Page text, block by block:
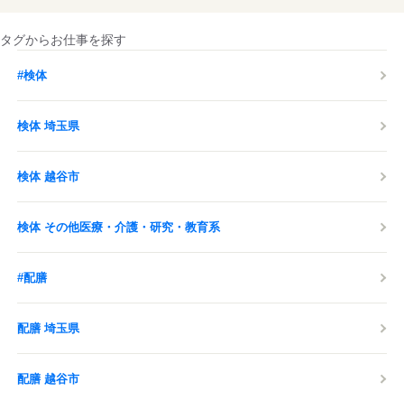
タグからお仕事を探す
#検体
検体 埼玉県
検体 越谷市
検体 その他医療・介護・研究・教育系
#配膳
配膳 埼玉県
配膳 越谷市